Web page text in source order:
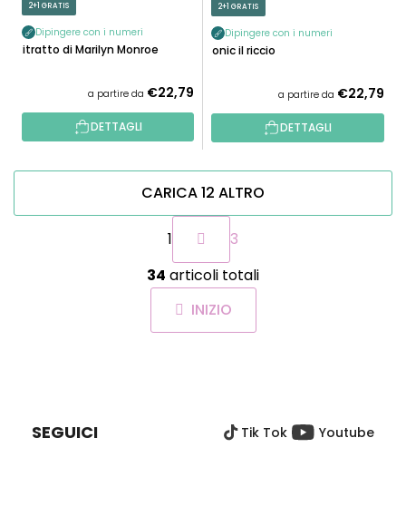
2+1 GRATIS
Dipingere con i numeri
Ritratto di Marilyn Monroe
a partire da €22,79
DETTAGLI
2+1 GRATIS
Dipingere con i numeri
Sonic il riccio
a partire da €22,79
DETTAGLI
C
o
n
t
r
CARICA 12 ALTRO
P
a
g
i
n
a
z
1
3
34 articoli totali
INIZIO
SEGUICI Tik Tok Youtube